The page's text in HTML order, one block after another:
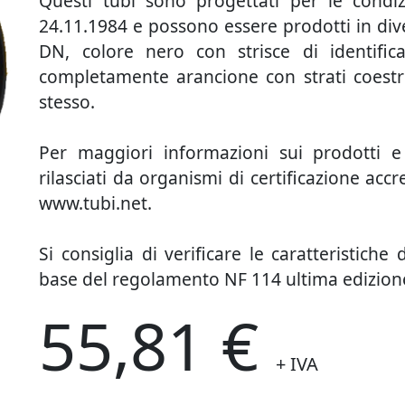
24.11.1984 e possono essere prodotti in
DN, colore nero con strisce di
completamente arancione con strati
stesso.
Per maggiori informazioni sui prodotti
rilasciati da organismi di certificazione
www.tubi.net.
Si consiglia di verificare le
base del regolamento NF 114 ultima
55,81 € + IVA